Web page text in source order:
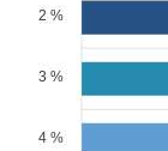
2 %
3 %
4 %